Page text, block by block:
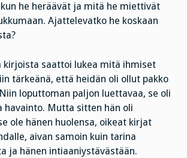
he heräävät ja mitä he miettivät
Ajattelevatko he koskaan
kirjoista saattoi lukea mitä ihmiset
tärkeänä, että heidän oli ollut pakko
loputtoman paljon luettavaa, se oli
havainto. Mutta sitten hän oli
ole hänen huolensa, oikeat kirjat
aivan samoin kuin tarina
ja hänen intiaaniystävästään.